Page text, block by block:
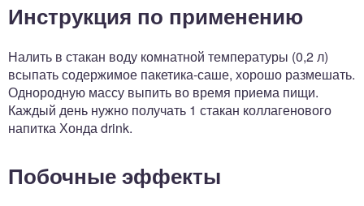
Инструкция по применению
Налить в стакан воду комнатной температуры (0,2 л)
всыпать содержимое пакетика-саше, хорошо размешать.
Однородную массу выпить во время приема пищи.
Каждый день нужно получать 1 стакан коллагенового
напитка Хонда drink.
Побочные эффекты